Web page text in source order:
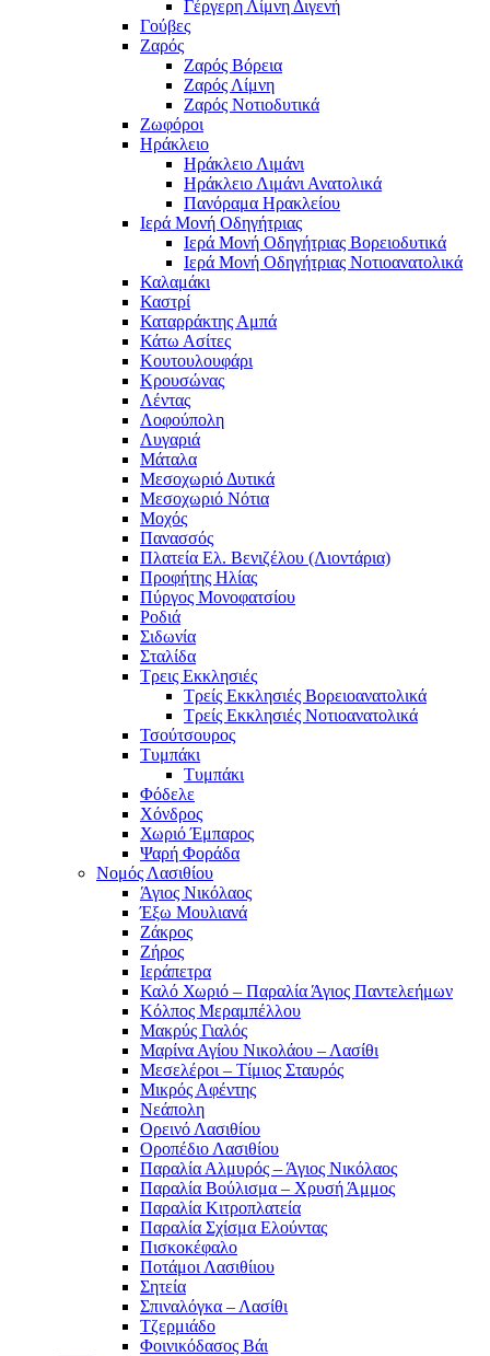
Γέργερη Λίμνη Διγενή
Γούβες
Ζαρός
Ζαρός Βόρεια
Ζαρός Λίμνη
Ζαρός Νοτιοδυτικά
Ζωφόροι
Ηράκλειο
Ηράκλειο Λιμάνι
Ηράκλειο Λιμάνι Ανατολικά
Πανόραμα Ηρακλείου
Ιερά Μονή Οδηγήτριας
Ιερά Μονή Οδηγήτριας Βορειοδυτικά
Ιερά Μονή Οδηγήτριας Νοτιοανατολικά
Καλαμάκι
Καστρί
Καταρράκτης Αμπά
Κάτω Ασίτες
Κουτουλουφάρι
Κρουσώνας
Λέντας
Λοφούπολη
Λυγαριά
Μάταλα
Μεσοχωριό Δυτικά
Μεσοχωριό Νότια
Μοχός
Πανασσός
Πλατεία Ελ. Βενιζέλου (Λιοντάρια)
Προφήτης Ηλίας
Πύργος Μονοφατσίου
Ροδιά
Σιδωνία
Σταλίδα
Τρεις Εκκλησιές
Τρείς Εκκλησιές Βορειοανατολικά
Τρείς Εκκλησιές Νοτιοανατολικά
Τσούτσουρος
Τυμπάκι
Τυμπάκι
Φόδελε
Χόνδρος
Χωριό Έμπαρος
Ψαρή Φοράδα
Νομός Λασιθίου
Άγιος Νικόλαος
Έξω Μουλιανά
Ζάκρος
Ζήρος
Ιεράπετρα
Καλό Χωριό – Παραλία Άγιος Παντελεήμων
Κόλπος Μεραμπέλλου
Μακρύς Γιαλός
Μαρίνα Αγίου Νικολάου – Λασίθι
Μεσελέροι – Τίμιος Σταυρός
Μικρός Αφέντης
Νεάπολη
Ορεινό Λασιθίου
Οροπέδιο Λασιθίου
Παραλία Αλμυρός – Άγιος Νικόλαος
Παραλία Βούλισμα – Χρυσή Άμμος
Παραλία Κιτροπλατεία
Παραλία Σχίσμα Ελούντας
Πισκοκέφαλο
Ποτάμοι Λασιθίιου
Σητεία
Σπιναλόγκα – Λασίθι
Τζερμιάδο
Φοινικόδασος Βάι